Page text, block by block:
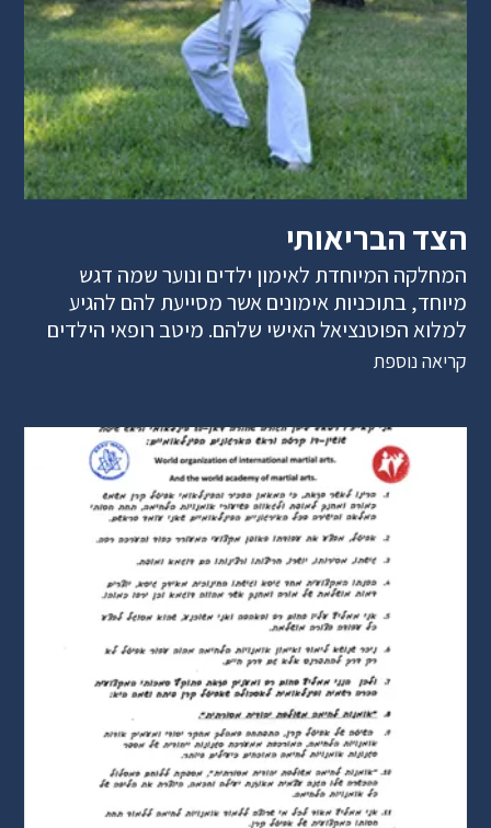
הצד הבריאותי
המחלקה המיוחדת לאימון ילדים ונוער שמה דגש
מיוחד, בתוכניות אימונים אשר מסייעת להם להגיע
למלוא הפוטנציאל האישי שלהם. מיטב רופאי הילדים
קריאה נוספת